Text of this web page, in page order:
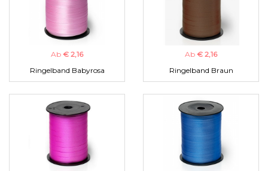
Ab € 2,16
Ringelband Babyrosa
Ab € 2,16
Ringelband Braun